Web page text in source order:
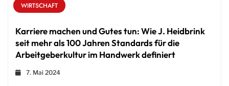
WIRTSCHAFT
Karriere machen und Gutes tun: Wie J. Heidbrink
seit mehr als 100 Jahren Standards für die
Arbeitgeberkultur im Handwerk definiert
7. Mai 2024